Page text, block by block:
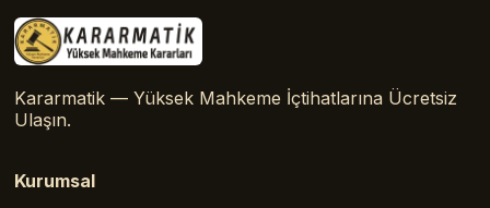
Kararmatik — Yüksek Mahkeme İçtihatlarına Ücretsiz
Ulaşın.
Kurumsal